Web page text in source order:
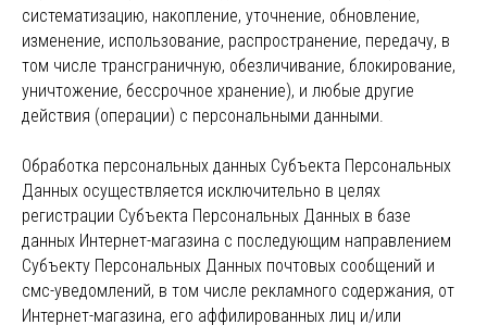
систематизацию, накопление, уточнение, обновление,
изменение, использование, распространение, передачу, в
том числе трансграничную, обезличивание, блокирование,
уничтожение, бессрочное хранение), и любые другие
действия (операции) с персональными данными.
Обработка персональных данных Субъекта Персональных
Данных осуществляется исключительно в целях
регистрации Субъекта Персональных Данных в базе
данных Интернет-магазина с последующим направлением
Субъекту Персональных Данных почтовых сообщений и
смс-уведомлений, в том числе рекламного содержания, от
Интернет-магазина, его аффилированных лиц и/или